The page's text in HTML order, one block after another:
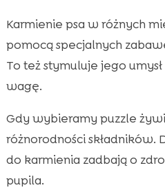
Karmienie psa w różnych
pomocą specjalnych
To też stymuluje jego
wagę.
Gdy wybieramy puzzle
różnorodności składników.
do karmienia zadbają o
pupila.